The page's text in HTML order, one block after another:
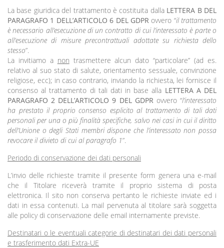
La base giuridica del trattamento è costituita dalla LETTERA B DEL
PARAGRAFO 1 DELL’ARTICOLO 6 DEL GDPR ovvero “il trattamento
è necessario all’esecuzione di un contratto di cui l’interessato è parte o
all’esecuzione di misure precontrattuali adottate su richiesta dello
stesso”.
La invitiamo a non trasmettere alcun dato “particolare” (ad es.
relativo al suo stato di salute, orientamento sessuale, convinzione
religiose, ecc); in caso contrario, inviando la richiesta, lei fornisce il
consenso al trattamento di tali dati in base alla LETTERA A DEL
PARAGRAFO 2 DELL’ARTICOLO 9 DEL GDPR ovvero “l’interessato
ha prestato il proprio consenso esplicito al trattamento di tali dati
personali per una o più finalità specifiche, salvo nei casi in cui il diritto
dell’Unione o degli Stati membri dispone che l’interessato non possa
revocare il divieto di cui al paragrafo 1”.
Periodo di conservazione dei dati personali
L’invio delle richieste tramite il presente form genera una e-mail
che il Titolare riceverà tramite il proprio sistema di posta
elettronica. Il sito non conserva pertanto le richieste inviate ed i
dati in essa contenuti. La mail pervenuta al titolare sarà soggetta
alle policy di conservazione delle email internamente previste.
Destinatari o le eventuali categorie di destinatari dei dati personali
e trasferimento dati Extra-UE